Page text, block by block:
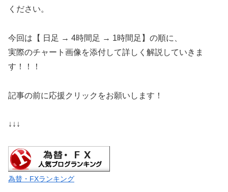
ください。
今回は【 日足 → 4時間足 → 1時間足】の順に、
実際のチャート画像を添付して詳しく解説していきま
す！！！
記事の前に応援クリックをお願いします！
↓↓↓
為替・FXランキング